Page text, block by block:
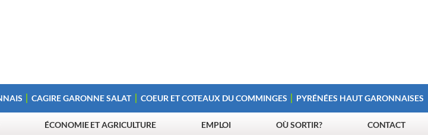
CAGIRE GARONNE SALAT COEUR ET COTEAUX DU COMMINGES PYRÉNÉES HAUT GARONNAISES
ÉCONOMIE ET AGRICULTURE EMPLOI OÙ SORTIR? CONTACT